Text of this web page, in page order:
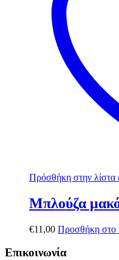
Πρόσθήκη στην λίστα
Μπλούζα
€11,00 Προσθήκη στο
Επικοινωνία